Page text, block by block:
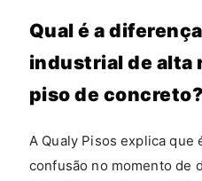
Qual é a
industrial de alta
piso de concreto?
A Qualy Pisos explica que
confusão no momento de